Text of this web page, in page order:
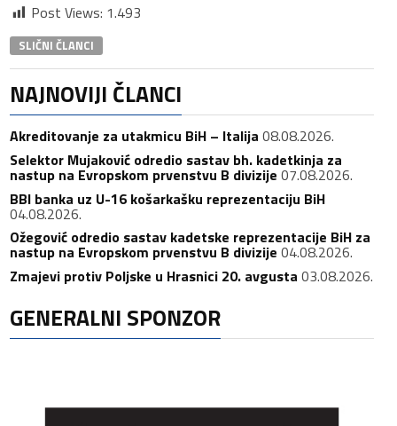
Post Views: 1.493
SLIČNI ČLANCI
NAJNOVIJI ČLANCI
Akreditovanje za utakmicu BiH – Italija 08.08.2026.
Selektor Mujaković odredio sastav bh. kadetkinja za
nastup na Evropskom prvenstvu B divizije 07.08.2026.
BBI banka uz U-16 košarkašku reprezentaciju BiH
04.08.2026.
Ožegović odredio sastav kadetske reprezentacije BiH za
nastup na Evropskom prvenstvu B divizije 04.08.2026.
Zmajevi protiv Poljske u Hrasnici 20. avgusta 03.08.2026.
GENERALNI SPONZOR